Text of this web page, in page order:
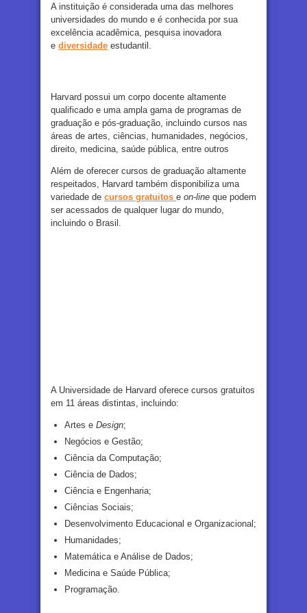
A instituição é considerada uma das melhores
universidades do mundo e é conhecida por sua
excelência acadêmica, pesquisa inovadora
e diversidade estudantil.
Harvard possui um corpo docente altamente
qualificado e uma ampla gama de programas de
graduação e pós-graduação, incluindo cursos nas
áreas de artes, ciências, humanidades, negócios,
direito, medicina, saúde pública, entre outros
Além de oferecer cursos de graduação altamente
respeitados, Harvard também disponibiliza uma
variedade de cursos gratuitos e on-line que podem
ser acessados de qualquer lugar do mundo,
incluindo o Brasil.
A Universidade de Harvard oferece cursos gratuitos
em 11 áreas distintas, incluindo:
Artes e Design;
Negócios e Gestão;
Ciência da Computação;
Ciência de Dados;
Ciência e Engenharia;
Ciências Sociais;
Desenvolvimento Educacional e Organizacional;
Humanidades;
Matemática e Análise de Dados;
Medicina e Saúde Pública;
Programação.